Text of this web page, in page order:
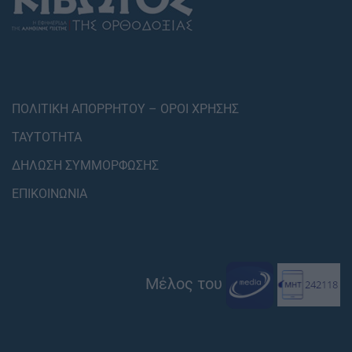
ΠΟΛΙΤΙΚΗ ΑΠΟΡΡΗΤΟΥ – ΟΡΟΙ ΧΡΗΣΗΣ
ΤΑΥΤΟΤΗΤΑ
ΔΗΛΩΣΗ ΣΥΜΜΟΡΦΩΣΗΣ
ΕΠΙΚΟΙΝΩΝΙΑ
Μέλος του